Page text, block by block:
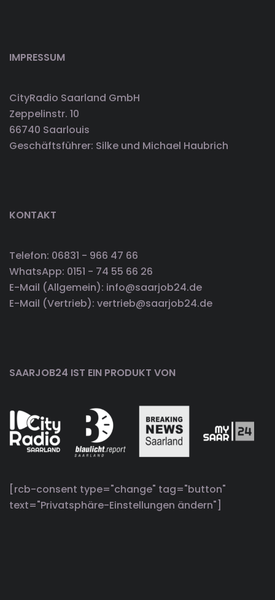
IMPRESSUM
CityRadio Saarland GmbH
Zeppelinstr. 10
66740 Saarlouis
Geschäftsführer: Silke und Michael Haubrich
KONTAKT
Telefon: 06831 - 966 47 66
WhatsApp: 0151 - 74 55 66 26
E-Mail (Allgemein): info@saarjob24.de
E-Mail (Vertrieb): vertrieb@saarjob24.de
SAARJOB24 IST EIN PRODUKT VON
[rcb-consent type="change" tag="button"
text="Privatsphäre-Einstellungen ändern"]